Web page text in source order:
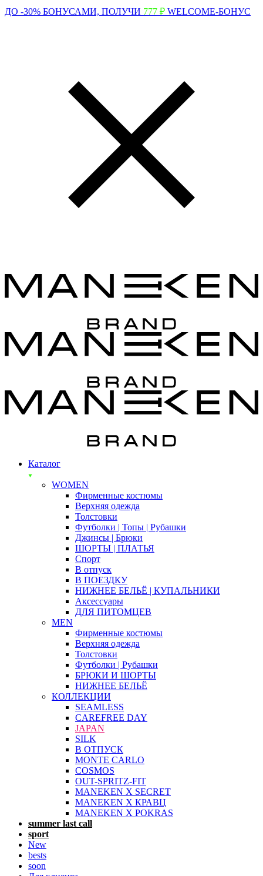
ДО -30% БОНУСАМИ, ПОЛУЧИ 777 ₽ WELCOME-БОНУС
Каталог
WOMEN
Фирменные костюмы
Верхняя одежда
Толстовки
Футболки | Топы | Рубашки
Джинсы | Брюки
ШОРТЫ | ПЛАТЬЯ
Спорт
В отпуск
В ПОЕЗДКУ
НИЖНЕЕ БЕЛЬЁ | КУПАЛЬНИКИ
Аксессуары
ДЛЯ ПИТОМЦЕВ
MEN
Фирменные костюмы
Верхняя одежда
Толстовки
Футболки | Рубашки
БРЮКИ И ШОРТЫ
НИЖНЕЕ БЕЛЬЁ
КОЛЛЕКЦИИ
SEAMLESS
CAREFREE DAY
JAPAN
SILK
В ОТПУСК
MONTE CARLO
COSMOS
OUT-SPRITZ-FIT
MANEKEN X SECRET
MANEKEN X КРАВЦ
MANEKEN X POKRAS
summer last call
sport
New
bests
soon